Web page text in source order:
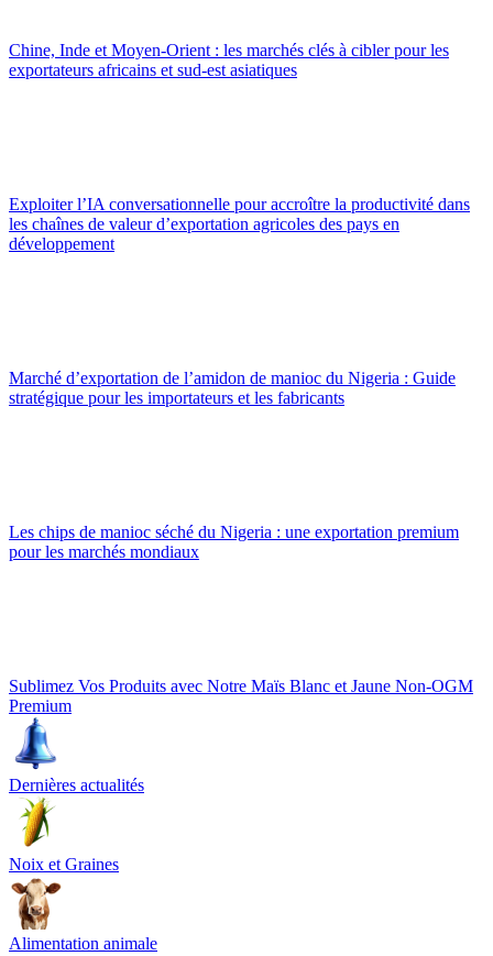
Chine, Inde et Moyen-Orient : les marchés clés à cibler pour les
exportateurs africains et sud-est asiatiques
Exploiter l’IA conversationnelle pour accroître la productivité dans
les chaînes de valeur d’exportation agricoles des pays en
développement
Marché d’exportation de l’amidon de manioc du Nigeria : Guide
stratégique pour les importateurs et les fabricants
Les chips de manioc séché du Nigeria : une exportation premium
pour les marchés mondiaux
Sublimez Vos Produits avec Notre Maïs Blanc et Jaune Non-OGM
Premium
Dernières actualités
Noix et Graines
Alimentation animale